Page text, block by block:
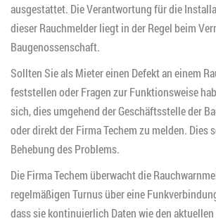
ausgestattet. Die Verantwortung für die
dieser Rauchmelder liegt in der Regel beim
Baugenossenschaft.
Sollten Sie als Mieter einen Defekt an einem
feststellen oder Fragen zur Funktionsweise
sich, dies umgehend der Geschäftsstelle der
oder direkt der Firma Techem zu melden. Dies
Behebung des Problems.
Die Firma Techem überwacht die
regelmäßigen Turnus über eine
dass sie kontinuierlich Daten wie den